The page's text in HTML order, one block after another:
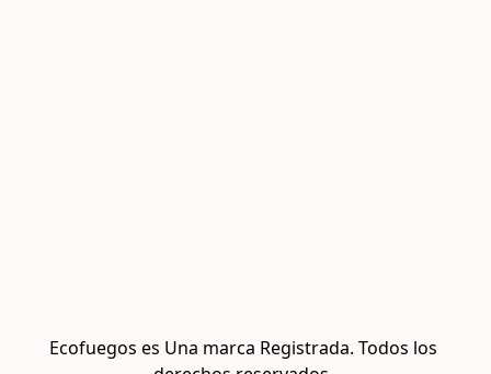
Ecofuegos es Una marca Registrada. Todos los